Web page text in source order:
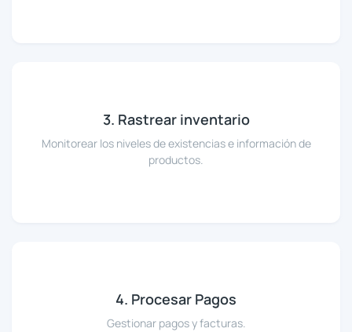
3. Rastrear inventario
Monitorear los niveles de existencias e información de
productos.
4. Procesar Pagos
Gestionar pagos y facturas.